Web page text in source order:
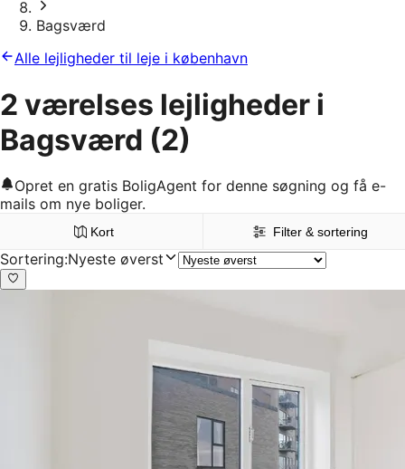
Bagsværd
Alle lejligheder til leje i københavn
2 værelses lejligheder i
Bagsværd (2)
Opret en gratis BoligAgent for denne søgning og få e-
mails om nye boliger.
Kort Filter & sortering
Sortering:Nyeste øverst